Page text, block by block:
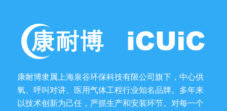
康耐博隶属上海泉谷环保科技有限公司旗下，中心供
氧、呼叫对讲、医用气体工程行业知名品牌。多年来
以技术创新为己任，严抓生产和安装环节。对每一个